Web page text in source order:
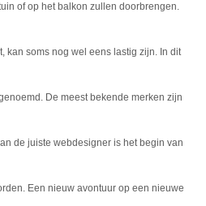
of op het balkon zullen doorbrengen.
kan soms nog wel eens lastig zijn. In dit
De meest bekende merken zijn
de juiste webdesigner is het begin van
Een nieuw avontuur op een nieuwe